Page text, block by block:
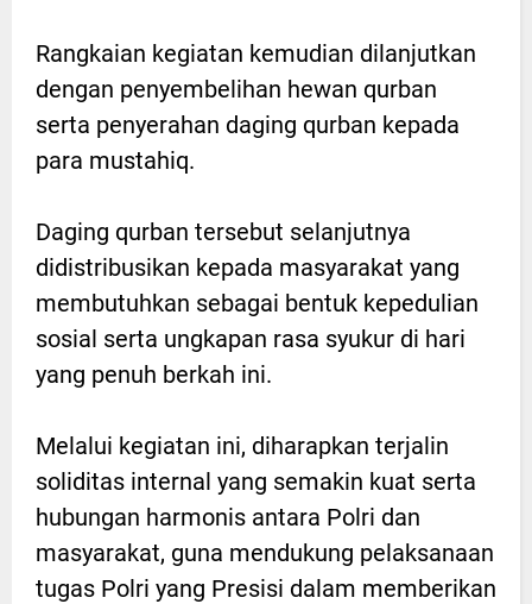
Rangkaian kegiatan kemudian dilanjutkan
dengan penyembelihan hewan qurban
serta penyerahan daging qurban kepada
para mustahiq.
Daging qurban tersebut selanjutnya
didistribusikan kepada masyarakat yang
membutuhkan sebagai bentuk kepedulian
sosial serta ungkapan rasa syukur di hari
yang penuh berkah ini.
Melalui kegiatan ini, diharapkan terjalin
soliditas internal yang semakin kuat serta
hubungan harmonis antara Polri dan
masyarakat, guna mendukung pelaksanaan
tugas Polri yang Presisi dalam memberikan